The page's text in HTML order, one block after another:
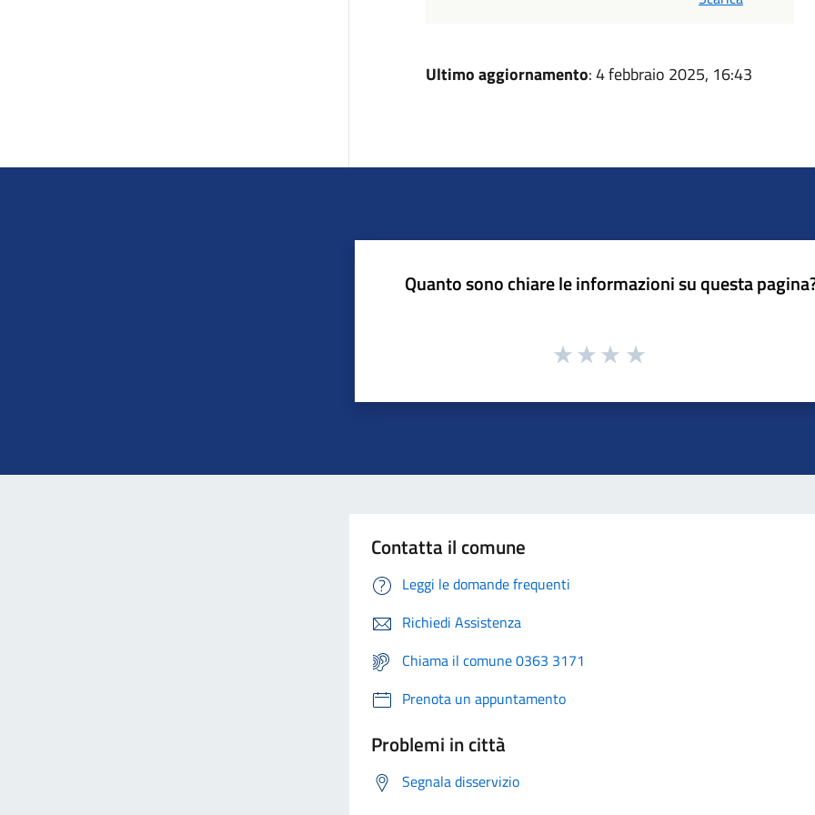
Ultimo aggiornamento: 4 febbraio 2025, 16:43
Quanto sono chiare le informazioni su questa
Contatta il comune
Leggi le domande frequenti
Richiedi Assistenza
Chiama il comune 0363 3171
Prenota un appuntamento
Problemi in città
Segnala disservizio